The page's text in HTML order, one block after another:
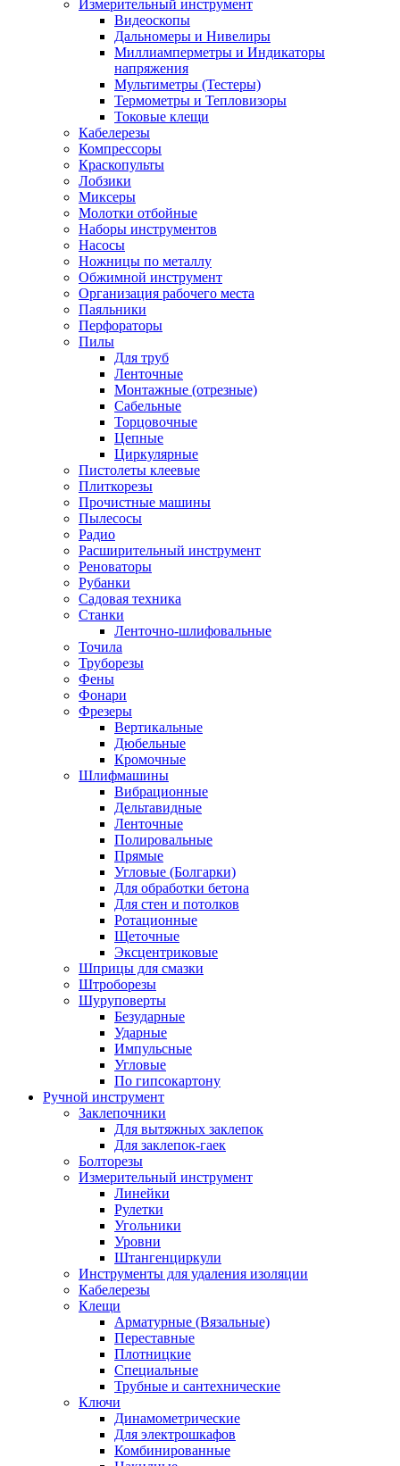
Измерительный инструмент
Видеоскопы
Дальномеры и Нивелиры
Миллиамперметры и Индикаторы
напряжения
Мультиметры (Тестеры)
Термометры и Тепловизоры
Токовые клещи
Кабелерезы
Компрессоры
Краскопульты
Лобзики
Миксеры
Молотки отбойные
Наборы инструментов
Насосы
Ножницы по металлу
Обжимной инструмент
Организация рабочего места
Паяльники
Перфораторы
Пилы
Для труб
Ленточные
Монтажные (отрезные)
Сабельные
Торцовочные
Цепные
Циркулярные
Пистолеты клеевые
Плиткорезы
Прочистные машины
Пылесосы
Радио
Расширительный инструмент
Реноваторы
Рубанки
Садовая техника
Станки
Ленточно-шлифовальные
Точила
Труборезы
Фены
Фонари
Фрезеры
Вертикальные
Дюбельные
Кромочные
Шлифмашины
Вибрационные
Дельтавидные
Ленточные
Полировальные
Прямые
Угловые (Болгарки)
Для обработки бетона
Для стен и потолков
Ротационные
Щеточные
Эксцентриковые
Шприцы для смазки
Штроборезы
Шуруповерты
Безударные
Ударные
Импульсные
Угловые
По гипсокартону
Ручной инструмент
Заклепочники
Для вытяжных заклепок
Для заклепок-гаек
Болторезы
Измерительный инструмент
Линейки
Рулетки
Угольники
Уровни
Штангенциркули
Инструменты для удаления изоляции
Кабелерезы
Клещи
Арматурные (Вязальные)
Переставные
Плотницкие
Специальные
Трубные и сантехнические
Ключи
Динамометрические
Для электрошкафов
Комбинированные